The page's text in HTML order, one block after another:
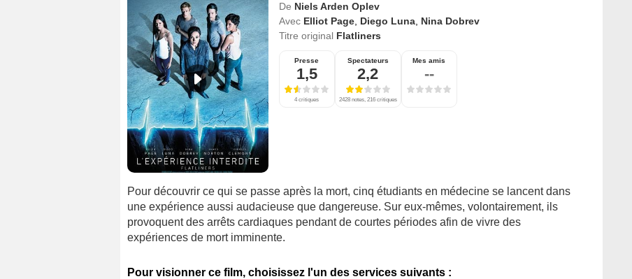
De Niels Arden Oplev
Avec Elliot Page, Diego Luna, Nina Dobrev
Titre original Flatliners
Presse
1,5
4 critiques
Spectateurs
2,2
2428 notes, 216 critiques
Mes amis
--
Pour découvrir ce qui se passe après la mort, cinq étudiants en médecine se lancent dans
une expérience aussi audacieuse que dangereuse. Sur eux-mêmes, volontairement, ils
provoquent des arrêts cardiaques pendant de courtes périodes afin de vivre des
expériences de mort imminente.
Pour visionner ce film, choisissez l'un des services suivants :